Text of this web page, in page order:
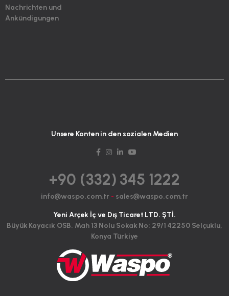
Nachrichten und
Ankündigungen
Unsere Konten in den sozialen Medien
+90 (332) 345 1222
info@waspo.com.tr - sales@waspo.com.tr
Yeni Arçek İç ve Dış Ticaret LTD. ŞTİ.
Büyük Kayacık OSB. Mah 13 Nolu Sokak No: 29/1 42250 Selçuklu,
Konya Türkiye